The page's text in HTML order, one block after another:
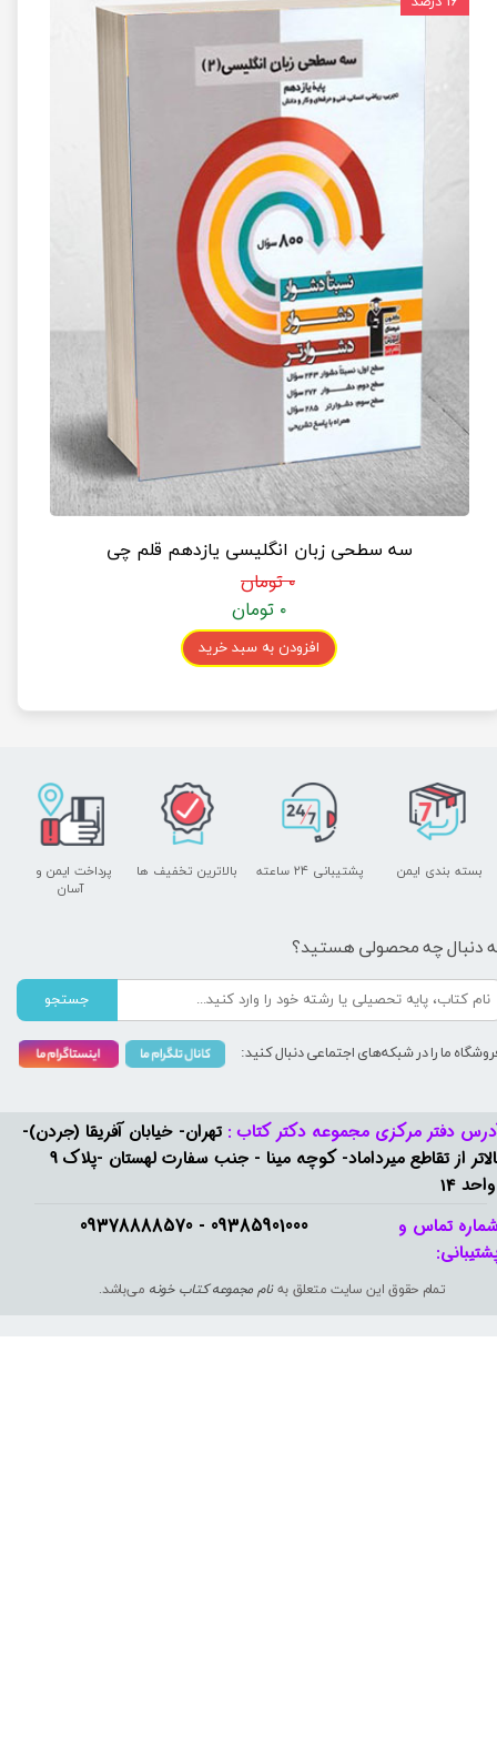
سه سطحی زبان انگلیسی یازدهم قلم چی
۰ تومان
۰ تومان
افزودن به سبد خرید
09385901000 - 09378888570​​​​​​​
دفتر مرکزی مجموعه دکتر کتاب : تهران- خیابان آفریقا (جردن)-
بالاتر از تقاطع میرداماد- کوچه مینا - جنب سفارت لهستان -پلاک 9
14
تمام حقوق این سایت متعلق بهنام مجموعه کتاب خونه می‌باشد.
تماس و
پشتیبانی ۲۴ ساعته
پرداخت ایمن و ​​​​​​​
آسان
بسته بندی ایمن بالاترین تخفیف ها
دنبال چه محصولی هستید؟
جستجو
ما را در شبکه‌های اجتماعی دنبال کنید: